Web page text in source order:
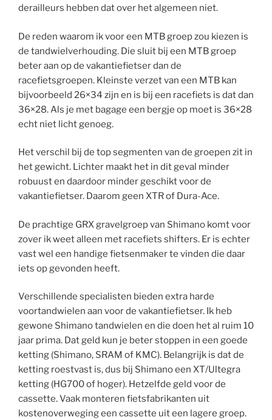
derailleurs hebben dat over het algemeen niet.
De reden waarom ik voor een MTB groep zou kiezen is
de tandwielverhouding. Die sluit bij een MTB groep
beter aan op de vakantiefietser dan de
racefietsgroepen. Kleinste verzet van een MTB kan
bijvoorbeeld 26×34 zijn en is bij een racefiets is dat dan
36×28. Als je met bagage een bergje op moet is 36×28
echt niet licht genoeg.
Het verschil bij de top segmenten van de groepen zit in
het gewicht. Lichter maakt het in dit geval minder
robuust en daardoor minder geschikt voor de
vakantiefietser. Daarom geen XTR of Dura-Ace.
De prachtige GRX gravelgroep van Shimano komt voor
zover ik weet alleen met racefiets shifters. Er is echter
vast wel een handige fietsenmaker te vinden die daar
iets op gevonden heeft.
Verschillende specialisten bieden extra harde
voortandwielen aan voor de vakantiefietser. Ik heb
gewone Shimano tandwielen en die doen het al ruim 10
jaar prima. Dat geld kun je beter stoppen in een goede
ketting (Shimano, SRAM of KMC). Belangrijk is dat de
ketting roestvast is, dus bij Shimano een XT/Ultegra
ketting (HG700 of hoger). Hetzelfde geld voor de
cassette. Vaak monteren fietsfabrikanten uit
kostenoverweging een cassette uit een lagere groep.